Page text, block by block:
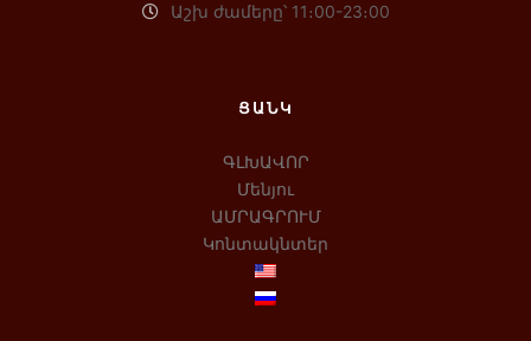
Աշխ ժամերը՝ 11։00-23։00
ՑԱՆԿ
ԳԼԽԱՎՈՐ
Մենյու
ԱՄՐԱԳՐՈՒՄ
Կոնտակնտեր